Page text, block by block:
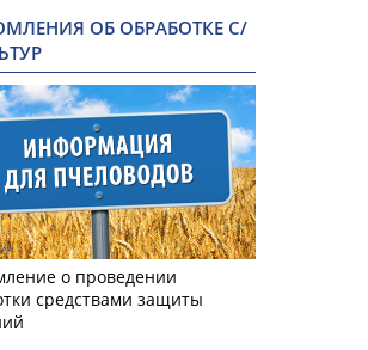
ОБ ОБРАБОТКЕ С/
о проведении
средствами защиты